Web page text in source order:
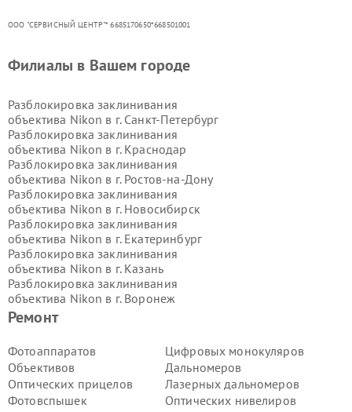
ООО "СЕРВИСНЫЙ ЦЕНТР"* 6685170650*668501001
Ремонт
Фотоаппаратов
Объективов
Оптических прицелов
Фотовспышек
Цифровых монокуляров
Дальномеров
Лазерных дальномеров
Оптических нивелиров
Филиалы в Вашем городе
Разблокировка заклинивания
объектива Nikon в г. Санкт-Петербург
Разблокировка заклинивания
объектива Nikon в г. Краснодар
Разблокировка заклинивания
объектива Nikon в г. Ростов-на-Дону
Разблокировка заклинивания
объектива Nikon в г. Новосибирск
Разблокировка заклинивания
объектива Nikon в г. Екатеринбург
Разблокировка заклинивания
объектива Nikon в г. Казань
Разблокировка заклинивания
объектива Nikon в г. Воронеж
Разблокировка заклинивания
Разблокировка заклинивания
объектива Nikon в г.
Самара
Разблокировка заклинивания
объектива Nikon в г.Пермь
Разблокировка заклинивания